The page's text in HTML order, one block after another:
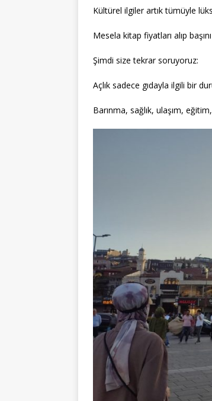
Kültürel ilgiler artık tümüyle
Mesela kitap fiyatları alıp
Şimdi size tekrar soruyoruz:
Açlık sadece gıdayla ilgili bir
Barınma, sağlık, ulaşım,